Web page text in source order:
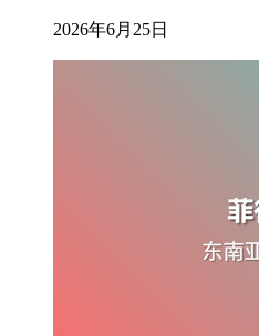
2026年6月25日